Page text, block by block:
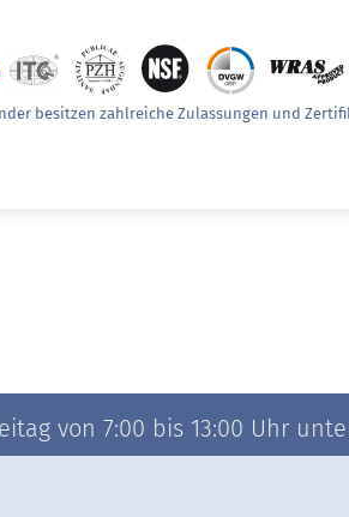
besitzen zahlreiche Zulassungen und
von 7:00 bis 13:00 Uhr